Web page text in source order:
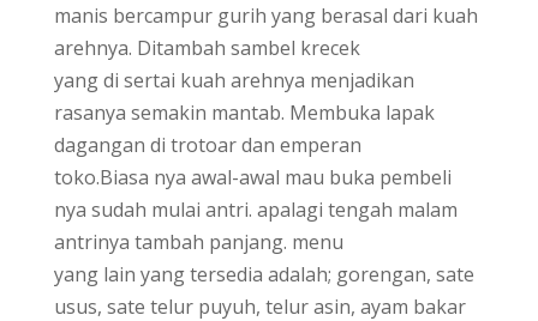
manis bercampur gurih yang berasal dari kuah
arehnya. Ditambah sambel krecek
yang di sertai kuah arehnya menjadikan
rasanya semakin mantab. Membuka lapak
dagangan di trotoar dan emperan
toko.Biasa nya awal-awal mau buka pembeli
nya sudah mulai antri. apalagi tengah malam
antrinya tambah panjang. menu
yang lain yang tersedia adalah; gorengan, sate
usus, sate telur puyuh, telur asin, ayam bakar